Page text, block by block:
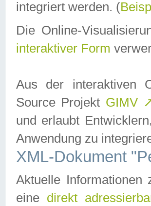
integriert werden. (
Die Online-
interaktiver Form
Aus der interaktiven
Source Projekt GIMV
und erlaubt
Anwendung zu
XML-Dokument
Aktuelle Informationen
eine direkt